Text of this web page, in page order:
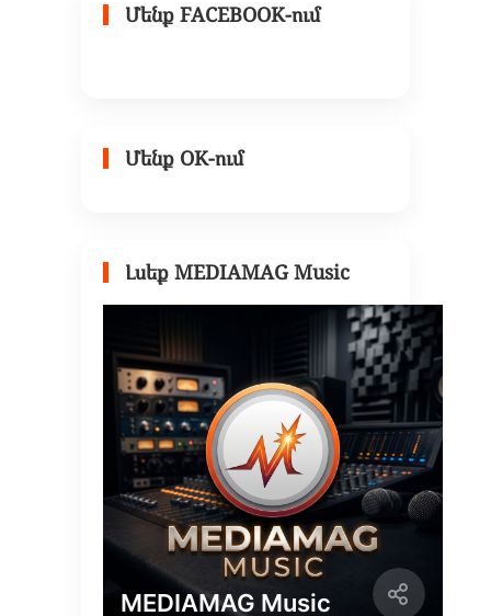
Մենք FACEBOOK-ում
Մենք OK-ում
Լսեք MEDIAMAG Music